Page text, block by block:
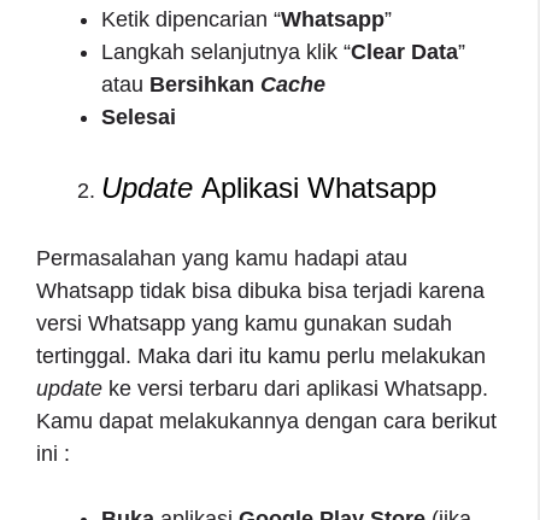
Ketik dipencarian “Whatsapp”
Langkah selanjutnya klik “Clear Data”
atau Bersihkan Cache
Selesai
Update Aplikasi Whatsapp
Permasalahan yang kamu hadapi atau
Whatsapp tidak bisa dibuka bisa terjadi karena
versi Whatsapp yang kamu gunakan sudah
tertinggal. Maka dari itu kamu perlu melakukan
update ke versi terbaru dari aplikasi Whatsapp.
Kamu dapat melakukannya dengan cara berikut
ini :